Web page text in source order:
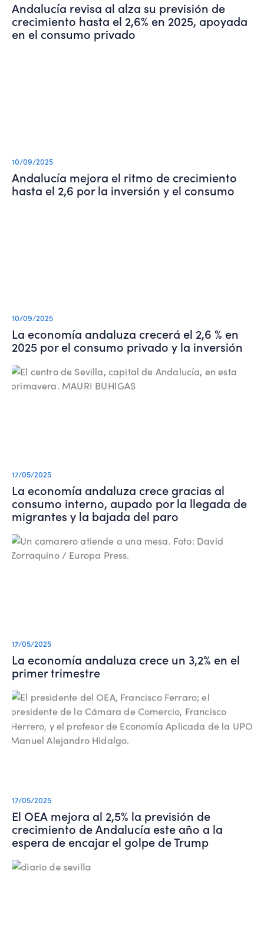
Andalucía revisa al alza su previsión de
crecimiento hasta el 2,6% en 2025, apoyada
en el consumo privado
10/09/2025
Andalucía mejora el ritmo de crecimiento
hasta el 2,6 por la inversión y el consumo
10/09/2025
La economía andaluza crecerá el 2,6 % en
2025 por el consumo privado y la inversión
17/05/2025
La economía andaluza crece gracias al
consumo interno, aupado por la llegada de
migrantes y la bajada del paro
17/05/2025
La economía andaluza crece un 3,2% en el
primer trimestre
17/05/2025
El OEA mejora al 2,5% la previsión de
crecimiento de Andalucía este año a la
espera de encajar el golpe de Trump